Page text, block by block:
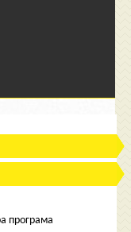
програма